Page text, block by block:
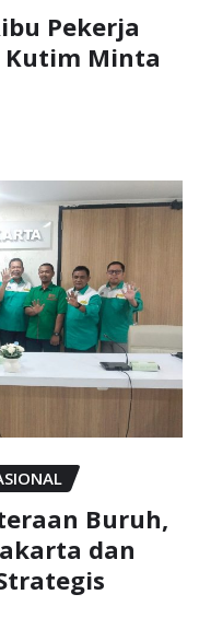
Pekerja
Kutim Minta
Buruh,
dan